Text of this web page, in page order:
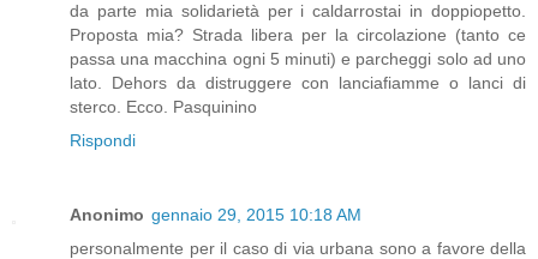
da parte mia solidarietà per i caldarrostai in doppiopetto.
Proposta mia? Strada libera per la circolazione (tanto ce
passa una macchina ogni 5 minuti) e parcheggi solo ad uno
lato. Dehors da distruggere con lanciafiamme o lanci di
sterco. Ecco. Pasquinino
Rispondi
Anonimo gennaio 29, 2015 10:18 AM
personalmente per il caso di via urbana sono a favore della